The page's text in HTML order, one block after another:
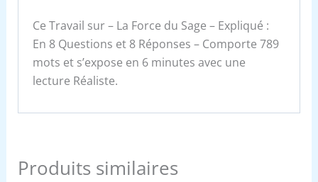
Ce Travail sur – La Force du Sage – Expliqué :
En 8 Questions et 8 Réponses – Comporte 789
mots et s’expose en 6 minutes avec une
lecture Réaliste.
Produits similaires